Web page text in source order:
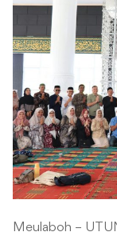
Meulaboh –